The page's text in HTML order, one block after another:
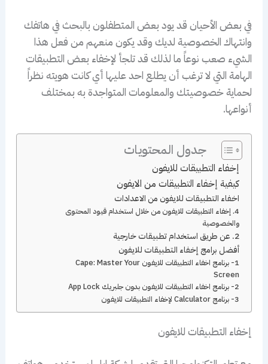
في بعض الأحيان قد يود بعض المتطفلون بالبحث في هاتفك
وانتهاك الخصوصية لديك وقد يكون منعهم من فعل هذا
الشيء صعب نوعاً ما لذلك قد تلجأ لإخفاء بعض التطبيقات
الهامة التي لا ترغب أن يطلع احد عليها أي كانت هويته نظراً
لحماية خصوصيتك والمعلومات المتواجدة به بمختلف
أنواعها.
جدول المحتويات
إخفاء التطبيقات للايفون
كيفية إخفاء التطبيقات من الايفون
اخفاء التطبيقات للايفون من الاعدادات
4. إخفاء التطبيقات للايفون من خلال استخدام قيود المحتوى
والخصوصية
2. عن طريق استخدام تطبيقات خارجية
أفضل برامج إخفاء التطبيقات للايفون
1- برنامج اخفاء التطبيقات للايفون Cape: Master Your
Screen
2- برنامج اخفاء التطبيقات للايفون بدون جلبريك App Lock
3- برنامج Calculator لإخفاء التطبيقات للايفون
إخفاء التطبيقات للايفون